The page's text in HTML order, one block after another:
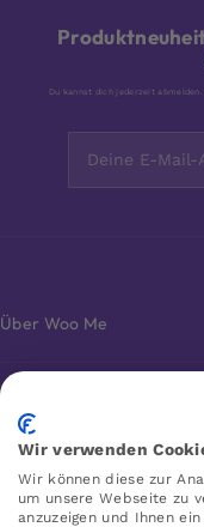
Du kannst dich jederzeit
Über Woo Me
Kundenservice
Favoriten
Wir verwenden
Wir können diese zur
um unsere Webseite zu
anzuzeigen und Ihnen